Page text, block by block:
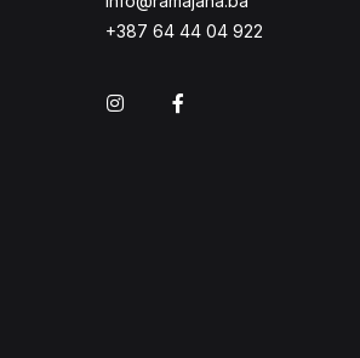
+387 64 44 04 922
Instagram